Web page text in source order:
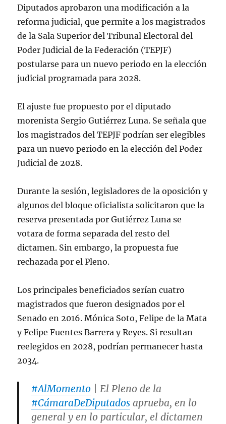
Diputados aprobaron una modificación a la
reforma judicial, que permite a los magistrados
de la Sala Superior del Tribunal Electoral del
Poder Judicial de la Federación (TEPJF)
postularse para un nuevo periodo en la elección
judicial programada para 2028.
El ajuste fue propuesto por el diputado
morenista Sergio Gutiérrez Luna. Se señala que
los magistrados del TEPJF podrían ser elegibles
para un nuevo periodo en la elección del Poder
Judicial de 2028.
Durante la sesión, legisladores de la oposición y
algunos del bloque oficialista solicitaron que la
reserva presentada por Gutiérrez Luna se
votara de forma separada del resto del
dictamen. Sin embargo, la propuesta fue
rechazada por el Pleno.
Los principales beneficiados serían cuatro
magistrados que fueron designados por el
Senado en 2016. Mónica Soto, Felipe de la Mata
y Felipe Fuentes Barrera y Reyes. Si resultan
reelegidos en 2028, podrían permanecer hasta
2034.
#AlMomento | El Pleno de la
#CámaraDeDiputados aprueba, en lo
general y en lo particular, el dictamen